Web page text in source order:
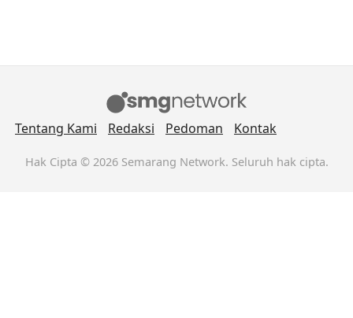
Tentang Kami Redaksi Pedoman Kontak
Hak Cipta © 2026 Semarang Network. Seluruh hak cipta.